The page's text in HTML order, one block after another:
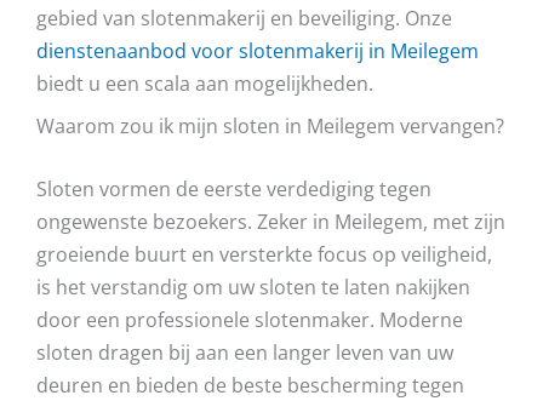
gebied van slotenmakerij en beveiliging. Onze
dienstenaanbod voor slotenmakerij in Meilegem
biedt u een scala aan mogelijkheden.
Waarom zou ik mijn sloten in Meilegem vervangen?
Sloten vormen de eerste verdediging tegen
ongewenste bezoekers. Zeker in Meilegem, met zijn
groeiende buurt en versterkte focus op veiligheid,
is het verstandig om uw sloten te laten nakijken
door een professionele slotenmaker. Moderne
sloten dragen bij aan een langer leven van uw
deuren en bieden de beste bescherming tegen